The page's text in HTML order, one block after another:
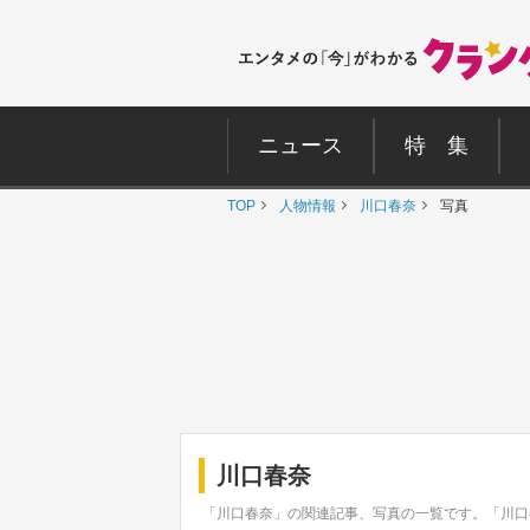
ニュース 特 集
TOP 人物情報 川口春奈 写真
川口春奈
「川口春奈」の関連記事、写真の一覧です。「川